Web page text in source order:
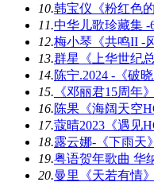
10.韩宝仪《粉红色
11.中华儿歌珍藏集 -
12.梅小琴《共鸣II -
13.群星《上华世纪
14.陈宁.2024 -《破
15. 《邓丽君15周年
16.陈果《海阔天空
17.蔻晴2023《遇见
18.露云娜-《下雨天
19.粤语贺年歌曲 华
20.曼里《天若有情